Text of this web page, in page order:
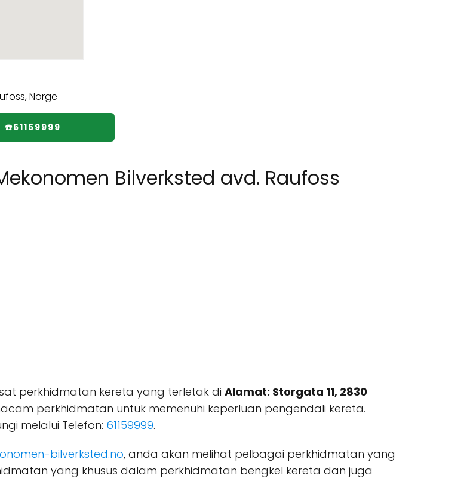
☎️61159999
Bilverksted avd. Raufoss
perkhidmatan kereta yang terletak di Alamat: Storgata 11, 2830
perkhidmatan untuk memenuhi keperluan pengendali kereta.
melalui Telefon: 61159999.
bilverksted.no, anda akan melihat pelbagai perkhidmatan yang
yang khusus dalam perkhidmatan bengkel kereta dan juga